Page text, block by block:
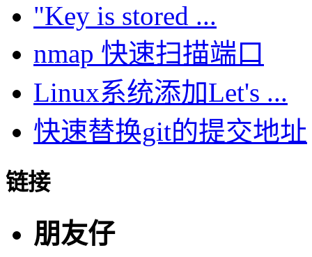
"Key is stored ...
nmap 快速扫描端口
Linux系统添加Let's ...
快速替换git的提交地址
链接
朋友仔